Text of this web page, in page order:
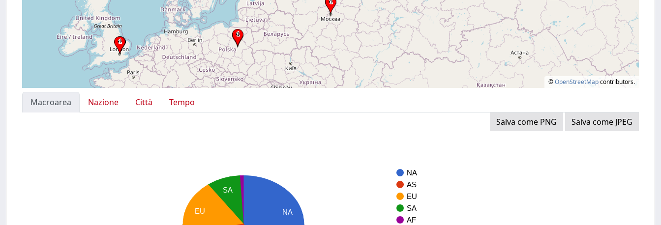
©OpenStreetMapcontributors.
Macroarea Nazione Città
Tempo
Salva come PNG
Salva come JPEG
NA
AS
EU
SA
AF
NA
SA
EU